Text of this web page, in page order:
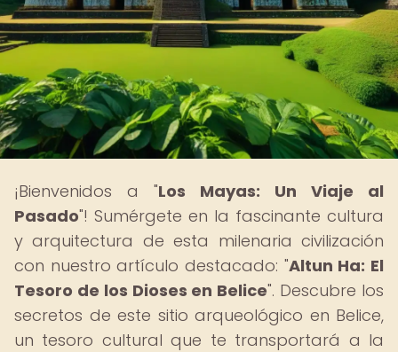
¡Bienvenidos a "Los Mayas: Un Viaje al
Pasado"! Sumérgete en la fascinante cultura
y arquitectura de esta milenaria civilización
con nuestro artículo destacado: "Altun Ha: El
Tesoro de los Dioses en Belice". Descubre los
secretos de este sitio arqueológico en Belice,
un tesoro cultural que te transportará a la